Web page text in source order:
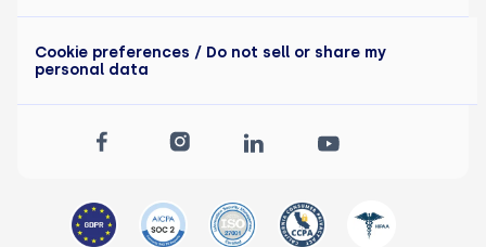
Cookie preferences / Do not sell or share my
personal data